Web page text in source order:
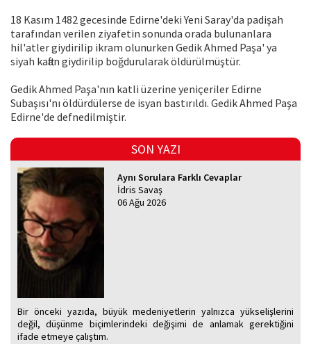
18 Kasım 1482 gecesinde Edirne'deki Yeni Saray'da padişah
tarafından verilen ziyafetin sonunda orada bulunanlara
hil'atler giydirilip ikram olunurken Gedik Ahmed Paşa' ya
siyah kaftan giydirilip boğdurularak öldürülmüştür.
Gedik Ahmed Paşa'nın katli üzerine yeniçeriler Edirne
Subaşısı'nı öldürdülerse de isyan bastırıldı. Gedik Ahmed Paşa
Edirne'de defnedilmiştir.
SON YAZI
Aynı Sorulara Farklı Cevaplar
İdris Savaş
06 Ağu 2026
Bir önceki yazıda, büyük medeniyetlerin yalnızca yükselişlerini
değil, düşünme biçimlerindeki değişimi de anlamak gerektiğini
ifade etmeye çalıştım.